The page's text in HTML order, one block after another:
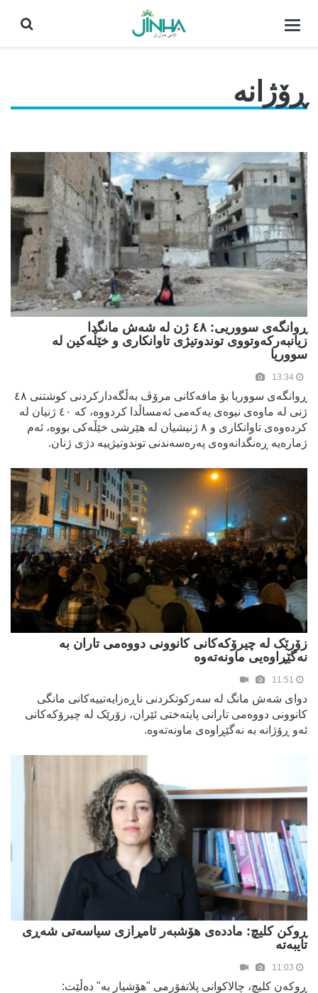
كردنه‌وه‌ی
ڕۆژانە
ڕوانگەی سووریی: ٤٨ ژن لە شەش مانگدا
زیانبەرکەوتووی توندوتیژی تاوانکاری و خێڵەکین لە
سووریا
ڕوانگەی سووریا بۆ مافەکانی مرۆڤ بەڵگەدارکردنی کوشتنی ٤٨
ژنی لە ماوەی نیوەی یەکەمی ئەمساڵدا کردووە، کە ٤٠ ژنیان لە
کردەوەی تاوانکاری و ٨ ژنیشیان لە هێرشی خێڵەکی بووە، ئەم
ژمارەیە ڕەنگدانەوەی پەرەسەندنی توندوتیژییە دژی ژنان.
زۆرێک لە چیرۆکەکانی کانوونی دووەمی تاران بە
نەگێڕاوەیی ماونەتەوە
دوای شەش مانگ لە سەرکوتکردنی ناڕەزایەتییەکانی مانگی
کانوونی دووەمی تارانی پایتەختی ئێران، زۆرێک لە چیرۆکەکانی
ئەو ڕۆژانە بە نەگێڕاوەی ماونەتەوە.
ڕوکن کلیچ: ماددەی هۆشبەر ئامڕازی سیاسەتی شەڕی
تایبەتە
ڕوکەن کلیچ، چالاکوانی پلاتفۆرمی "هۆشیار بە" دەڵێت: